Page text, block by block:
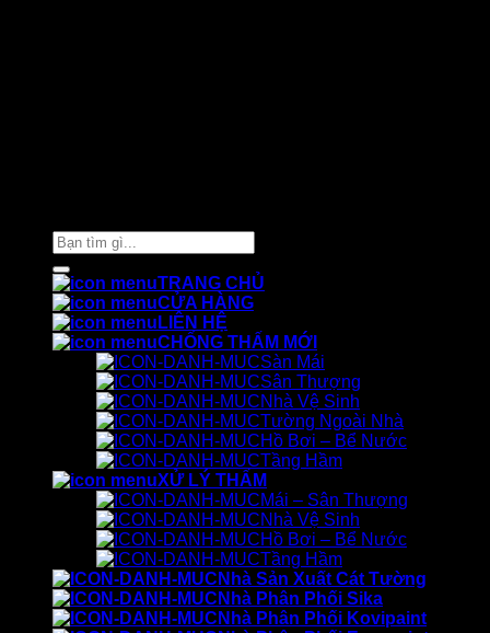
Tìm
kiếm:
TRANG CHỦ
CỬA HÀNG
LIÊN HỆ
CHỐNG THẤM MỚI
Sàn Mái
Sân Thượng
Nhà Vệ Sinh
Tường Ngoài Nhà
Hồ Bơi – Bể Nước
Tầng Hầm
XỬ LÝ THẤM
Mái – Sân Thượng
Nhà Vệ Sinh
Hồ Bơi – Bể Nước
Tầng Hầm
Nhà Sản Xuất Cát Tường
Nhà Phân Phối Sika
Nhà Phân Phối Kovipaint